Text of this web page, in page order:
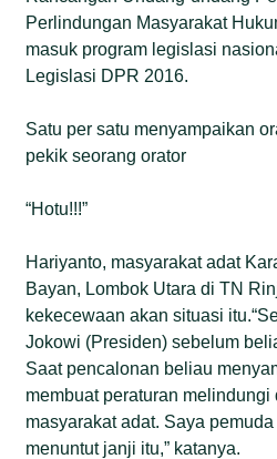
Perlindungan Masyarakat
masuk program legislasi
Legislasi DPR 2016.
Satu per satu menyampaikan
pekik seorang orator
“Hotu!!!”
Hariyanto, masyarakat adat
Bayan, Lombok Utara di TN
kekecewaan akan situasi
Jokowi (Presiden) sebelum
Saat pencalonan beliau
membuat peraturan
masyarakat adat. Saya
menuntut janji itu,” katanya.